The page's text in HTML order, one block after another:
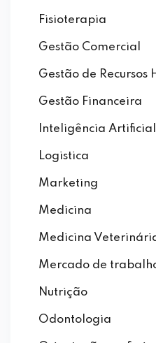
Fisioterapia
Gestão Comercial
Gestão de Recursos
Gestão Financeira
Inteligência Artificial
Logistica
Marketing
Medicina
Medicina
Mercado de
Nutrição
Odontologia